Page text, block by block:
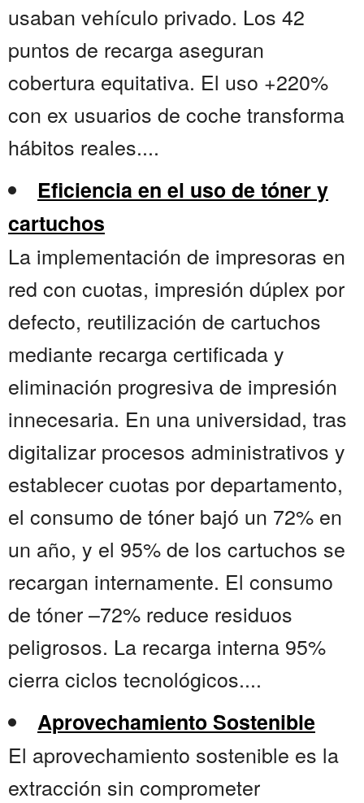
usaban vehículo privado. Los 42
puntos de recarga aseguran
cobertura equitativa. El uso +220%
con ex usuarios de coche transforma
hábitos reales....
Eficiencia en el uso de tóner y
cartuchos
La implementación de impresoras en
red con cuotas, impresión dúplex por
defecto, reutilización de cartuchos
mediante recarga certificada y
eliminación progresiva de impresión
innecesaria. En una universidad, tras
digitalizar procesos administrativos y
establecer cuotas por departamento,
el consumo de tóner bajó un 72% en
un año, y el 95% de los cartuchos se
recargan internamente. El consumo
de tóner –72% reduce residuos
peligrosos. La recarga interna 95%
cierra ciclos tecnológicos....
Aprovechamiento Sostenible
El aprovechamiento sostenible es la
extracción sin comprometer